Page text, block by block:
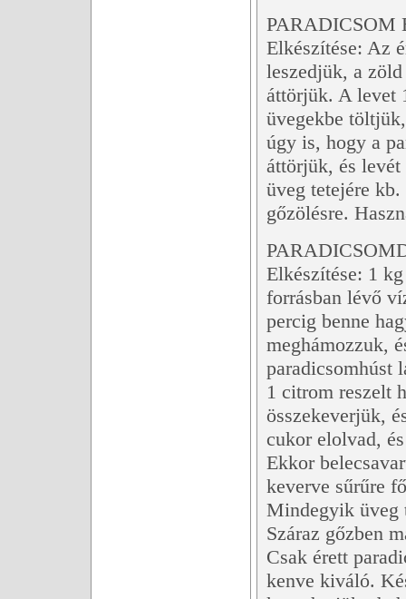
PARADICSOM
Elkészítése: Az
leszedjük, a
áttörjük. A levet
üvegekbe
úgy is, hogy a
áttörjük, és
üveg tetejére
gőzölésre.
Elkészítése: 1
forrásban lévő
percig benne
meghámozzuk,
paradicsomhúst
1 citrom reszelt
összekeverjük,
cukor elolvad,
Ekkor
keverve sűrűre
Mindegyik üveg
Száraz gőzben
Csak érett
kenve kiváló.